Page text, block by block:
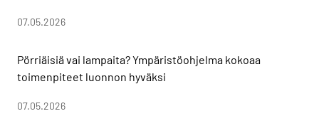
07.05.2026
Pörriäisiä vai lampaita? Ympäristöohjelma kokoaa
toimenpiteet luonnon hyväksi
07.05.2026